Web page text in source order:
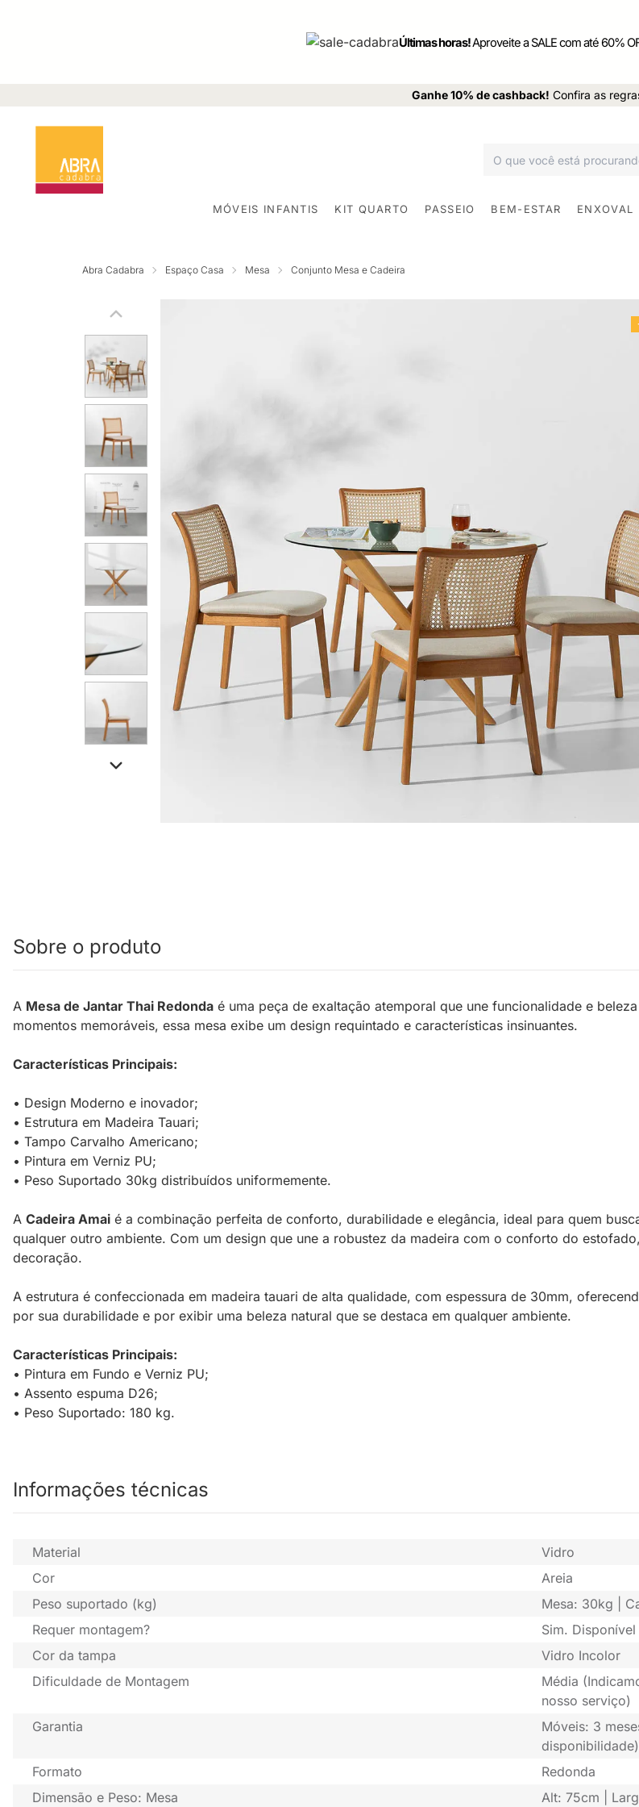
Últimas horas!Aproveite a SALE com até 60%
Ganhe 10% de cashback! Confira as
MÓVEIS INFANTIS KIT QUARTO PASSEIO BEM-ESTAR ENXOVAL
Abra Cadabra Espaço Casa Mesa Conjunto Mesa e Cadeira
Sobre o produto
A Mesa de Jantar Thai Redonda é uma peça de exaltação atemporal que une funcionalidade e
momentos memoráveis, essa mesa exibe um design requintado e características insinuantes.
Características Principais:
• Design Moderno e inovador;
• Estrutura em Madeira Tauari;
• Tampo Carvalho Americano;
• Pintura em Verniz PU;
• Peso Suportado 30kg distribuídos uniformemente.
A Cadeira Amai é a combinação perfeita de conforto, durabilidade e elegância, ideal para quem
qualquer outro ambiente. Com um design que une a robustez da madeira com o conforto do
decoração.
A estrutura é confeccionada em madeira tauari de alta qualidade, com espessura de 30mm,
por sua durabilidade e por exibir uma beleza natural que se destaca em qualquer ambiente.
Características Principais:
• Pintura em Fundo e Verniz PU;
• Assento espuma D26;
• Peso Suportado: 180 kg.
Informações técnicas
Material
Vidro
Cor
Areia
Peso suportado (kg)
Mesa: 30kg |
Requer montagem?
Sim.
Cor da tampa
Vidro Incolor
Dificuldade de Montagem
Média
nosso serviço)
Garantia
Móveis: 3
disponibilidade)
Formato
Redonda
Dimensão e Peso: Mesa
Alt: 75cm |